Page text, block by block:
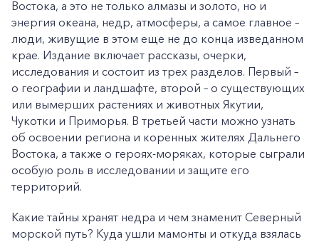
Востока, а это не только алмазы и золото, но и
энергия океана, недр, атмосферы, а самое главное –
люди, живущие в этом еще не до конца изведанном
крае. Издание включает рассказы, очерки,
исследования и состоит из трех разделов. Первый –
о географии и ландшафте, второй – о существующих
или вымерших растениях и животных Якутии,
Чукотки и Приморья. В третьей части можно узнать
об освоении региона и коренных жителях Дальнего
Востока, а также о героях-моряках, которые сыграли
особую роль в исследовании и защите его
территорий.
Какие тайны хранят недра и чем знаменит Северный
морской путь? Куда ушли мамонты и откуда взялась